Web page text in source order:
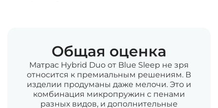
Общая оценка
Матрас Hybrid Duo от Blue Sleep не зря
относится к премиальным решениям. В
изделии продуманы даже мелочи. Это и
комбинация микропружин с пенами
разных видов, и дополнительные